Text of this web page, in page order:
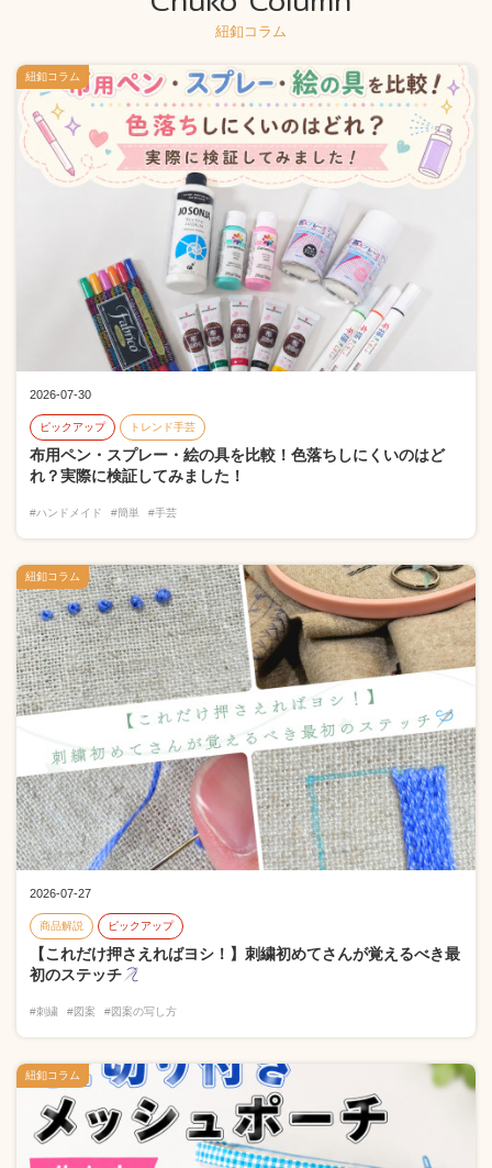
紐釦コラム
2026-07-30
ピックアップ トレンド手芸
布用ペン・スプレー・絵の具を比較！色落ちしにくいのはど
れ？実際に検証してみました！
#ハンドメイド #簡単 #手芸
紐釦コラム
2026-07-27
商品解説 ピックアップ
【これだけ押さえればヨシ！】刺繍初めてさんが覚えるべき最
初のステッチ
#刺繍 #図案 #図案の写し方
紐釦コラム
紐釦コラム